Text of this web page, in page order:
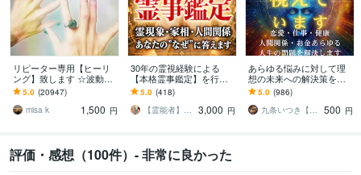
リピーター専用【ヒーリ
ング】致します ☆波動を
上げ、流れを良くします
☆
5.0 (20947)
misa k
1,500 円
30年の霊視経験による
【本格霊事鑑定】を行い
ます 霊現象・家相・家
系・先祖・土地・人間関
係・悪縁・因縁・厄払い
5.0 (418)
【霊能者】天晴
3,000 円
あらゆる悩みに対して理
想の未来への解決策を授
けます 人生が上手くいか
ないと悩んでいる人に未
来を好転させる魂の導き
5.0 (986)
九条いつき【高次元宇宙霊視師】
500 円
評価・感想（100件）- 非常に良かった